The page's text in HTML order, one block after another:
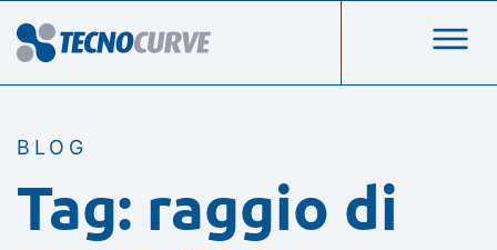
BLOG
Tag: raggio di